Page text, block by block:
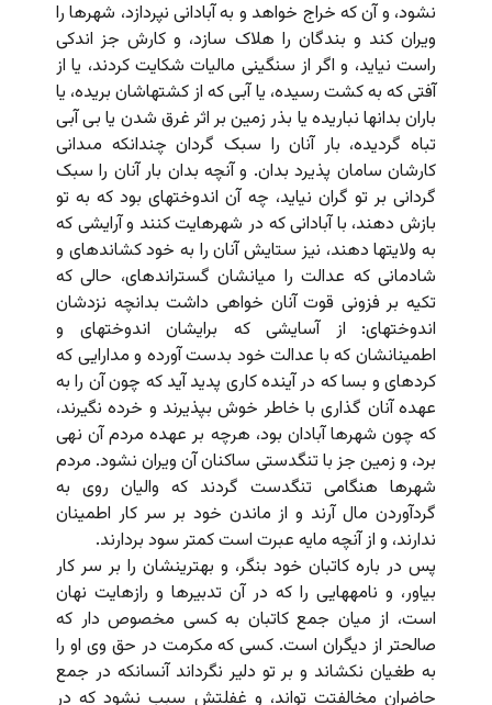
نشود، و آن که خراج خواهد و به آبادانى نپردازد، شهرها را
ویران کند و بندگان را هلاک سازد، و کارش جز اندکى
راست نیاید، و اگر از سنگینى مالیات شکایت کردند، یا از
آفتى که به کشت رسیده، یا آبى که از کشتهاشان بریده، یا
باران بدانها نباریده یا بذر زمین بر اثر غرق شدن یا بى آبى
تباه گردیده، بار آنان را سبک گردان چندانکه مى‏دانى
کارشان سامان پذیرد بدان. و آنچه بدان بار آنان را سبک
گردانى بر تو گران نیاید، چه آن اندوخته‏اى بود که به تو
بازش دهند، با آبادانى که در شهرهایت کنند و آرایشى که
به ولایتها دهند، نیز ستایش آنان را به خود کشانده‏اى و
شادمانى که عدالت را میانشان گسترانده‏اى، حالى که
تکیه بر فزونى قوت آنان خواهى داشت بدانچه نزدشان
اندوخته‏اى: از آسایشى که برایشان اندوخته‏اى و
اطمینانشان که با عدالت خود بدست آورده و مدارایى که
کرده‏اى و بسا که در آینده کارى پدید آید که چون آن را به
عهده آنان گذارى با خاطر خوش بپذیرند و خرده نگیرند،
که چون شهرها آبادان بود، هرچه بر عهده مردم آن نهى
برد، و زمین جز با تنگدستى ساکنان آن ویران نشود. مردم
شهرها هنگامى تنگدست گردند که والیان روى به
گردآوردن مال آرند و از ماندن خود بر سر کار اطمینان
ندارند، و از آنچه مایه عبرت است کمتر سود بردارند.
پس در باره کاتبان خود بنگر، و بهترینشان را بر سر کار
بیاور، و نامه‏هایى را که در آن تدبیرها و رازهایت نهان
است، از میان جمع کاتبان به کسى مخصوص دار که
صالحتر از دیگران است. کسى که مکرمت در حق وى او را
به طغیان نکشاند و بر تو دلیر نگرداند آنسانکه در جمع
حاضران مخالفتت تواند، و غفلتش سبب نشود که در